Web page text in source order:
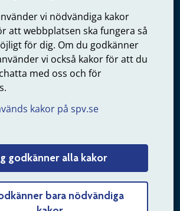
vi nödvändiga kakor
att webbplatsen ska fungera så
för dig. Om du godkänner
vi också kakor för att du
med oss och för
kakor på spv.se
godkänner alla kakor
bara nödvändiga
av tjänstepension från statlig
skicka mejl till oss